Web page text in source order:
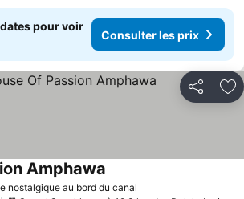
pour voir
Consulter les prix
Partager
nostalgique au bord du canal
Amphawa